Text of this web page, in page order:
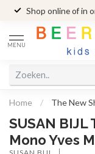
Shop online of in
MENU
Home / The New
SUSAN BIJL
Mono Yves